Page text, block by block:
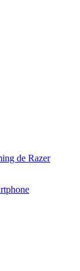
de Razer